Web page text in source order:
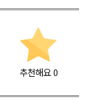
추천해요 0